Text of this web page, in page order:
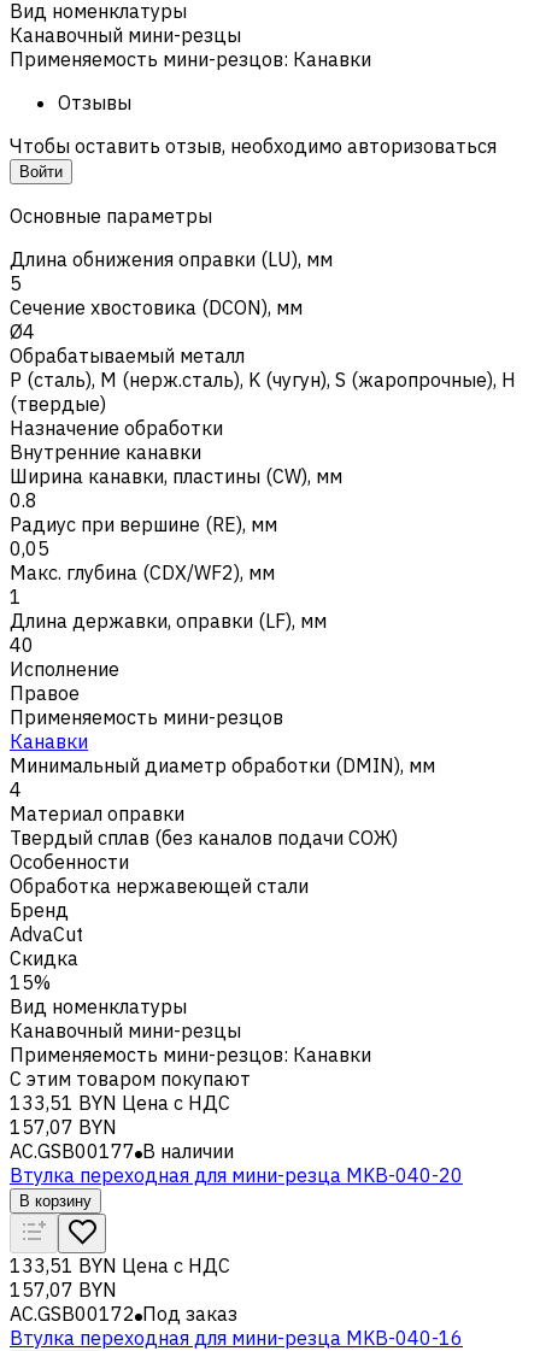
Вид номенклатуры
Канавочный мини-резцы
Применяемость мини-резцов: Канавки
Отзывы
Чтобы оставить отзыв, необходимо авторизоваться
Войти
Основные параметры
Длина обнижения оправки (LU), мм
5
Сечение хвостовика (DCON), мм
Ø4
Обрабатываемый металл
Р (сталь), M (нерж.сталь), K (чугун), S (жаропрочные), H
(твердые)
Назначение обработки
Внутренние канавки
Ширина канавки, пластины (CW), мм
0.8
Радиус при вершине (RE), мм
0,05
Макс. глубина (CDX/WF2), мм
1
Длина державки, оправки (LF), мм
40
Исполнение
Правое
Применяемость мини-резцов
Канавки
Минимальный диаметр обработки (DMIN), мм
4
Материал оправки
Твердый сплав (без каналов подачи СОЖ)
Особенности
Обработка нержавеющей стали
Бренд
AdvaCut
Скидка
15%
Вид номенклатуры
Канавочный мини-резцы
Применяемость мини-резцов: Канавки
С этим товаром покупают
133,51 BYN Цена с НДС
157,07 BYN
AC.GSB00177 В наличии
Втулка переходная для мини-резца MKB-040-20
В корзину
133,51 BYN Цена с НДС
157,07 BYN
AC.GSB00172 Под заказ
Втулка переходная для мини-резца MKB-040-16